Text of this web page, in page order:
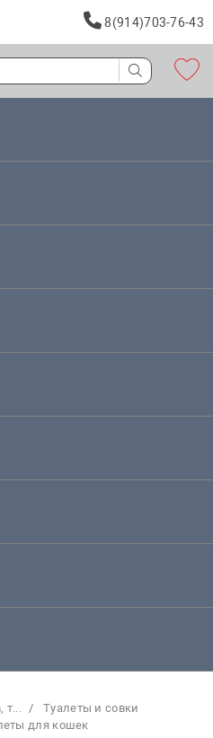
8(914)703-76-43
Туалеты и совки
для кошек